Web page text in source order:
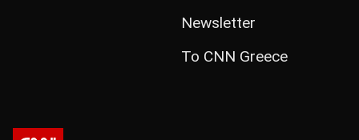
Newsletter
Το CNN Greece